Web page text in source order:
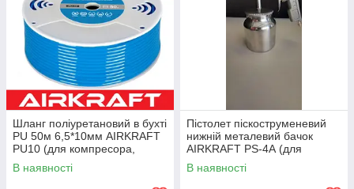
Шланг поліуретановий в бухті
PU 50м 6,5*10мм AIRKRAFT
PU10 (для компресора,
пневматичний, повітряний)
В наявності
Пістолет піскоструменевий
нижній металевий бачок
AIRKRAFT PS-4А (для
розпилення, нагнітання,
пневмопістолет)
В наявності